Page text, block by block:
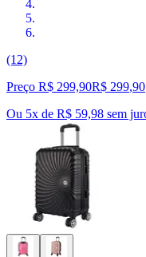
(12)
Preço R$ 299,90R$ 299,90
Ou 5x de R$ 59,98 sem